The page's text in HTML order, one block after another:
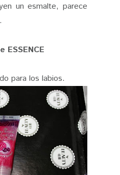
un esmalte, parece
ESSENCE
para los labios.